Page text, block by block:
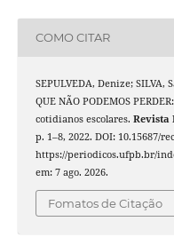
COMO CITAR
SEPULVEDA, Denize; SILVA,
QUE NÃO PODEMOS
cotidianos escolares. Revista
p. 1–8, 2022. DOI: 10.15687/
https://periodicos.ufpb.br/
em: 7 ago. 2026.
Fomatos de Citação